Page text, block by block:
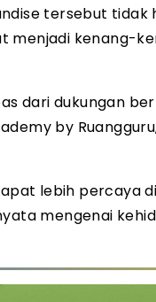
tersebut tidak
kenang-
dari dukungan
by
lebih
mengenai